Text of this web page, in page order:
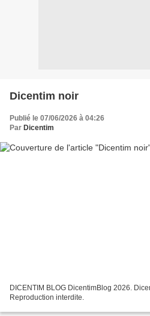
Dicentim noir
Publié le 07/06/2026 à 04:26
Par Dicentim
DICENTIM BLOG DicentimBlog 2026. Dicentim par © Kamb/Ayants-droit.
Reproduction interdite.